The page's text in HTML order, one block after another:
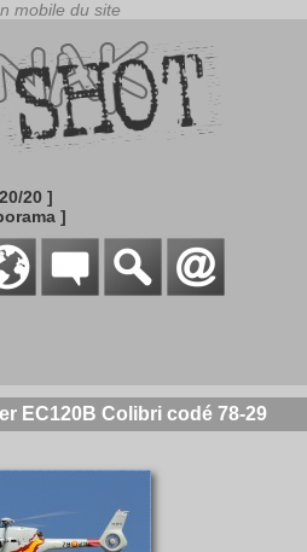
20 ]
]
EC120B Colibri codé 78-29